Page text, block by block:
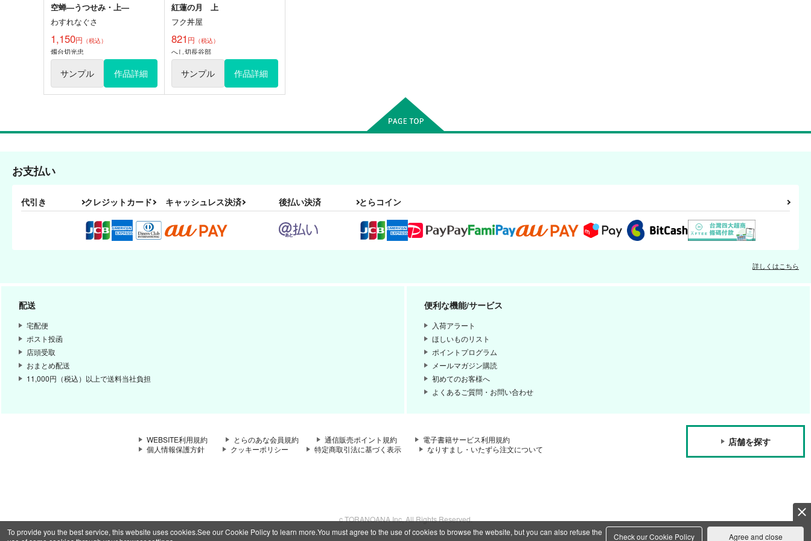
To provide you the best service, this website uses cookies.See our Cookie Policy to learn more.You must agree to the use of cookies to browse the website, but you can also refuse the
Check our Cookie Policy Agree and close
空蝉—うつせみ・上—
わすれなぐさ
1,150円 （税込）
燭台切光忠
サンプル 作品詳細
紅蓮の月 上
フク丼屋
821 円 （税込）
へし切長谷部
サンプル 作品詳細
お支払い
代引き クレジットカード キャッシュレス決済 後払い決済 とらコイン
詳しくはこちら
配送
宅配便
ポスト投函
店頭受取
おまとめ配送
11,000円（税込）以上で送料当社負担
便利な機能/サービス
入荷アラート
ほしいものリスト
ポイントプログラム
メールマガジン購読
初めてのお客様へ
よくあるご質問・お問い合わせ
WEBSITE利用規約 とらのあな会員規約 通信販売ポイント規約
電子書籍サービス利用規約
個人情報保護方針
クッキーポリシー 特定商取引法に基づく表示 なりすまし・いたずら注文について
店舗を探す
c TORANOANA Inc, All Rights Reserved.